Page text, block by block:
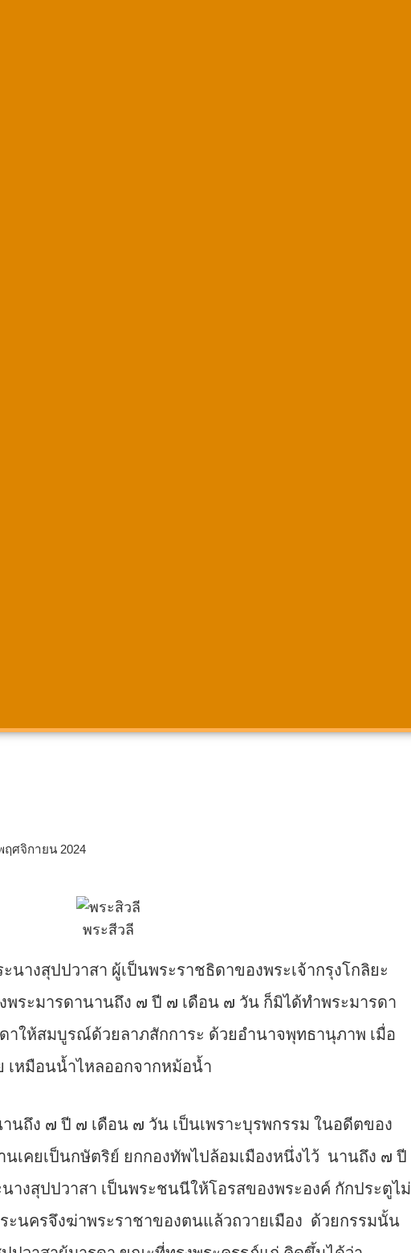
ฤศจิกายน 2024
พระสีวลี
นางสุปปวาสา ผู้เป็นพระราชธิดาของพระเจ้ากรุงโกลิยะ
ระมารดานานถึง ๗ ปี ๗ เดือน ๗ วัน ก็มิได้ทำพระมารดา
าให้สมบูรณ์ด้วยลาภสักการะ ด้วยอำนาจพุทธานุภาพ เมื่อ
เหมือนน้ำไหลออกจากหม้อน้ำ
นถึง ๗ ปี ๗ เดือน ๗ วัน เป็นเพราะบุรพกรรม ในอดีตของ
นเคยเป็นกษัตริย์ ยกกองทัพไปล้อมเมืองหนึ่งไว้ นานถึง ๗ ปี
งสุปปวาสา เป็นพระชนนีให้โอรสของพระองค์ กักประตูไม่
ะนครจึงฆ่าพระราชาของตนแล้วถวายเมือง ด้วยกรรมนั้น